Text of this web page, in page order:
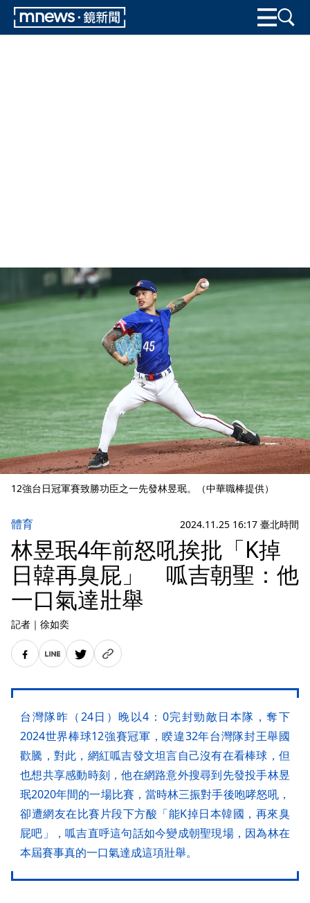
12強台日冠軍賽致勝功臣之一先發林昱珉。（中華職棒提供）
體育 2024.11.25 16:17 臺北時間
林昱珉4年前怒吼挨批「K掉
日韓再臭屁」 呱吉朝聖：他
一口氣達壯舉
記者 ｜ 徐如奕
台灣隊昨（24日）晚以4：0完封勁敵日本隊，奪下
2024世界棒球12強賽冠軍，睽違32年台灣隊封王舉國
歡騰，對此，網紅呱吉發文坦言自己沒有在看棒球，但
也想共享感動時刻，他在網路意外搜尋到先發投手林昱
珉2020年間的一場比賽，當時林三振對手後咆哮怒吼，
卻遭網友在比賽片段下方酸「能K掉日本韓國，再來臭
屁吧」，呱吉直呼這句話如今變成朝聖現場，因為林在
本屆賽事真的一口氣達成這項壯舉。